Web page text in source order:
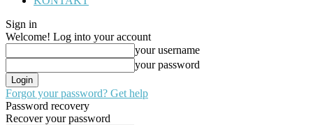
Sign in
Welcome! Log into your account
your username
your password
Forgot your password? Get help
Password recovery
Recover your password